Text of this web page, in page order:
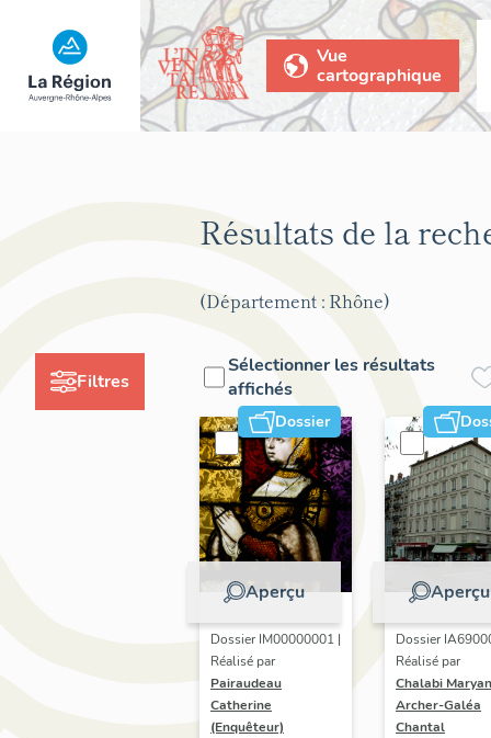
Vue
cartographique
Filtres
Résultats de la
(Département : Rhône)
Sélectionner les résultats
affichés
Dossier
Aperçu
Dossier IM00000001 |
Réalisé par
Pairaudeau
Catherine
(Enquêteur)
Aperçu
Dossier
Réalisé par
Chalabi
Archer-Galéa
Chantal